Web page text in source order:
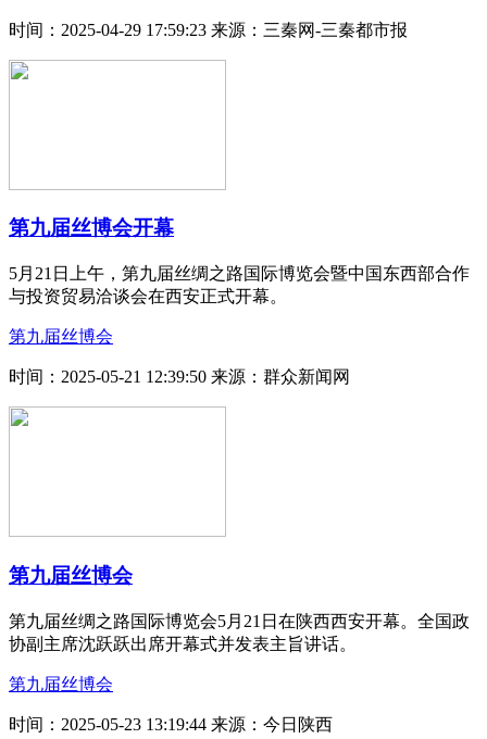
时间：2025-04-29 17:59:23 来源：三秦网-三秦都市报
第九届丝博会开幕
5月21日上午，第九届丝绸之路国际博览会暨中国东西部合作
与投资贸易洽谈会在西安正式开幕。
第九届丝博会
时间：2025-05-21 12:39:50 来源：群众新闻网
第九届丝博会
第九届丝绸之路国际博览会5月21日在陕西西安开幕。全国政
协副主席沈跃跃出席开幕式并发表主旨讲话。
第九届丝博会
时间：2025-05-23 13:19:44 来源：今日陕西